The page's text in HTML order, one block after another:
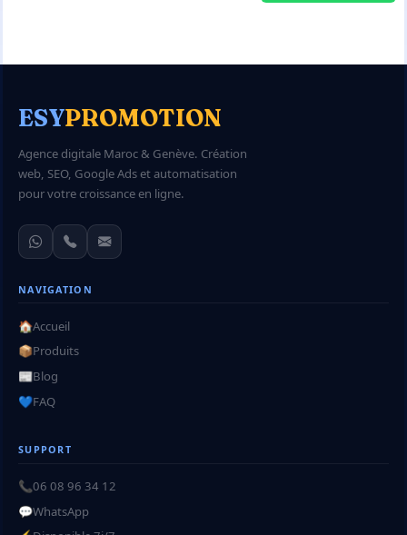
ESYPROMOTION
Agence digitale Maroc & Genève. Création
web, SEO, Google Ads et automatisation
pour votre croissance en ligne.
NAVIGATION
🏠Accueil
📦Produits
📰Blog
💙FAQ
SUPPORT
📞06 08 96 34 12
💬WhatsApp